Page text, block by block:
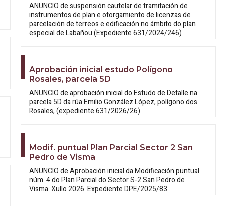
ANUNCIO de suspensión cautelar de tramitación de
instrumentos de plan e otorgamiento de licenzas de
parcelación de terreos e edificación no ámbito do plan
especial de Labañou (Expediente 631/2024/246)
Aprobación inicial estudo Polígono
Rosales, parcela 5D
ANUNCIO de aprobación inicial do Estudode Detalle na
parcela 5D da rúa Emilio González López, polígono dos
Rosales, (expediente 631/2026/26).
Modif. puntual Plan Parcial Sector 2 San
Pedro de Visma
ANUNCIO de Aprobación inicial daModificación puntual
núm. 4 do Plan Parcial do Sector S-2 San Pedro de
Visma. Xullo 2026. Expediente DPE/2025/83